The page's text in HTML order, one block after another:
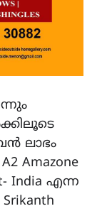
ലാഭം
Amazone
India എന്ന